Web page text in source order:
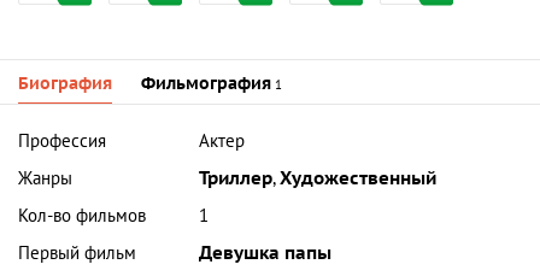
Биография Фильмография 1
Профессия
Актер
Жанры
Триллер,Художественный
Кол-во фильмов
1
Первый фильм
Девушка папы